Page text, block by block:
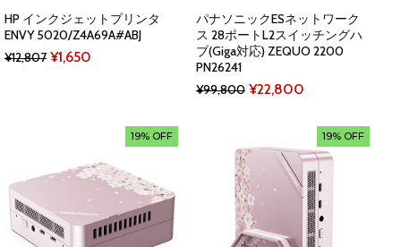
HP インクジェットプリンタ
ENVY 5020/Z4A69A#ABJ
¥12,807 Original
¥1,650
¥1,650.
パナソニックESネットワーク
ス 28ポートL2スイッチングハ
ブ(Giga対応) ZEQUO 2200
PN26241
¥99,800 Original
¥99,800.
¥22,800
¥22,800.
19% OFF 19% OFF